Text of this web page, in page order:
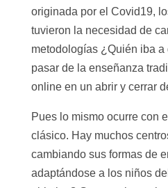
originada por el Covid19,
tuvieron la necesidad de
metodologías ¿Quién iba
pasar de la enseñanza
online en un abrir y cerrar
Pues lo mismo ocurre con
clásico. Hay muchos
cambiando sus formas de
adaptándose a los niños